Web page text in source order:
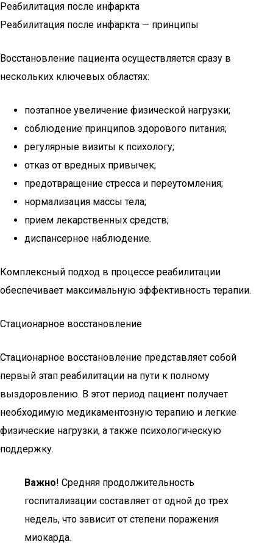
Реабилитация после инфаркта
Реабилитация после инфаркта — принципы
Восстановление пациента осуществляется сразу в
нескольких ключевых областях:
поэтапное увеличение физической нагрузки;
соблюдение принципов здорового питания;
регулярные визиты к психологу;
отказ от вредных привычек;
предотвращение стресса и переутомления;
нормализация массы тела;
прием лекарственных средств;
диспансерное наблюдение.
Комплексный подход в процессе реабилитации
обеспечивает максимальную эффективность терапии.
Стационарное восстановление
Стационарное восстановление представляет собой
первый этап реабилитации на пути к полному
выздоровлению. В этот период пациент получает
необходимую медикаментозную терапию и легкие
физические нагрузки, а также психологическую
поддержку.
Важно! Средняя продолжительность
госпитализации составляет от одной до трех
недель, что зависит от степени поражения
миокарда.